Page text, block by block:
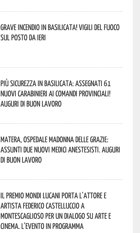
Grave incendio in Basilicata! Vigili del fuoco
sul posto da ieri
Più sicurezza in Basilicata: assegnati 61
nuovi Carabinieri ai Comandi provinciali!
Auguri di buon lavoro
Matera, Ospedale Madonna delle Grazie:
assunti due nuovi medici anestesisti. Auguri
di buon lavoro
Il Premio Mondi Lucani porta l’attore e
artista Federico Castelluccio a
Montescaglioso per un dialogo su arte e
cinema. L’evento in programma